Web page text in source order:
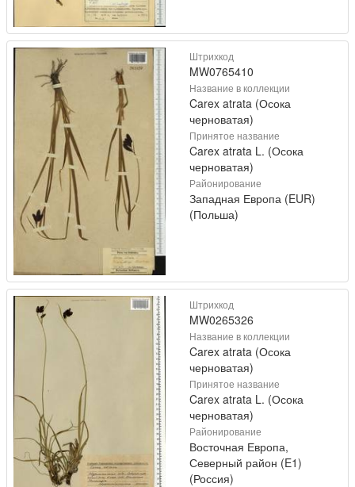
Штрихкод
MW0765410
Название в коллекции
Carex atrata (Осока
черноватая)
Принятое название
Carex atrata L. (Осока
черноватая)
Районирование
Западная Европа (EUR)
(Польша)
Штрихкод
MW0265326
Название в коллекции
Carex atrata (Осока
черноватая)
Принятое название
Carex atrata L. (Осока
черноватая)
Районирование
Восточная Европа,
Северный район (E1)
(Россия)